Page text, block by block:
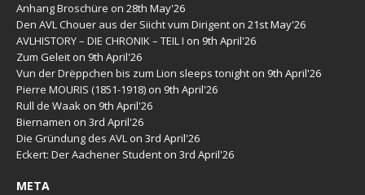
Anhang Broschüre on 28th May'26
Den AVL Chouer aus der Siicht vum Dirigent on 21st May'26
AVLHISTORY – DIE CHRONIK – TEIL I on 9th April'26
Zum Geleit on 9th April'26
Vun der Drëppchen bis zum Lion sleeps tonight on 9th April'26
Pierre MOURIS (1851-1918) on 9th April'26
Rull de Waak on 9th April'26
Biernamen on 3rd April'26
Die Gründung des AVL on 3rd April'26
Eckert: Der Aachener Student on 3rd April'26
META